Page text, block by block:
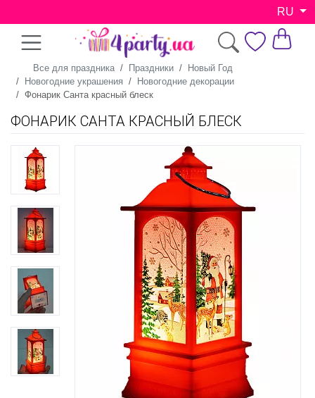
RU
Все для праздника Праздники
Новый Год
Новогодние украшения
Новогодние декорации
Фонарик Санта красный блеск
ФОНАРИК САНТА КРАСНЫЙ БЛЕСК